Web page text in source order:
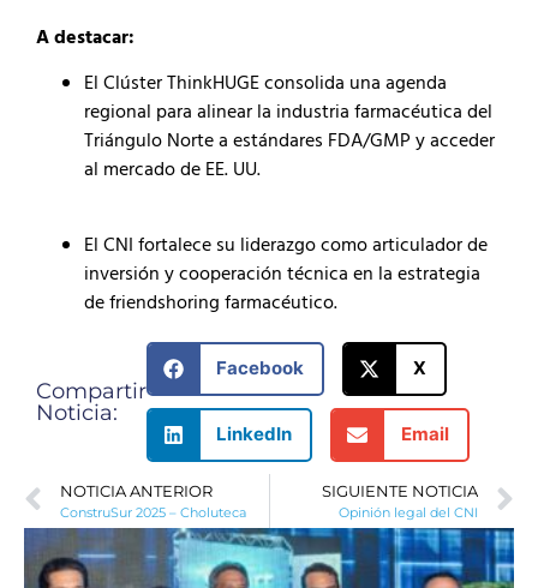
A destacar:
El Clúster ThinkHUGE consolida una agenda
regional para alinear la industria farmacéutica del
Triángulo Norte a estándares FDA/GMP y acceder
al mercado de EE. UU.
El CNI fortalece su liderazgo como articulador de
inversión y cooperación técnica en la estrategia
de friendshoring farmacéutico.
Compartir
Noticia:
Facebook X
LinkedIn Email
NOTICIA ANTERIOR
ConstruSur 2025 – Choluteca
SIGUIENTE NOTICIA
Opinión legal del CNI